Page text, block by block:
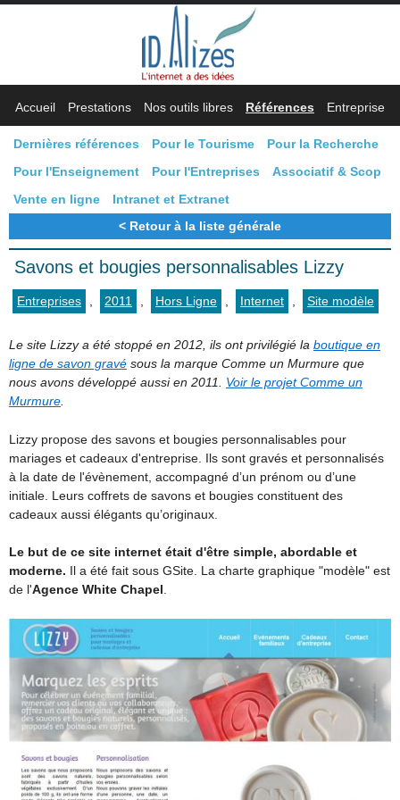
Accueil Prestations Nos outils libres Références Entreprise
Dernières références Pour le Tourisme
Pour la Recherche
Pour l'Enseignement
Pour l'Entreprises
Associatif & Scop
Vente en ligne
Intranet et Extranet
Retour à la liste générale
Savons et bougies personnalisables Lizzy
Entreprises 2011 Hors Ligne Internet Site modèle
Le site Lizzy a été stoppé en 2012, ils ont privilégié la boutique en
ligne de savon gravé sous la marque Comme un Murmure que
nous avons développé aussi en 2011. Voir le projet Comme un
Murmure
Lizzy propose des savons et bougies personnalisables pour
mariages et cadeaux d'entreprise. Ils sont gravés et personnalisés
à la date de l'évènement, accompagné d’un prénom ou d’une
initiale. Leurs coffrets de savons et bougies constituent des
cadeaux aussi élégants qu’originaux.
Le but de ce site internet était d'être simple, abordable et
moderne. Il a été fait sous GSite. La charte graphique "modèle" est
de l'Agence White Chapel